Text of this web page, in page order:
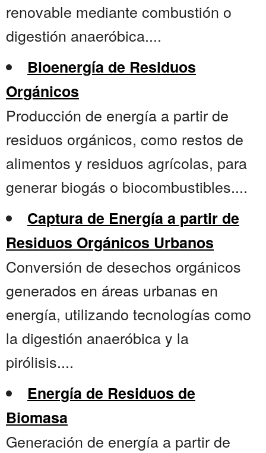
renovable mediante combustión o
digestión anaeróbica....
Bioenergía de Residuos
Orgánicos
Producción de energía a partir de
residuos orgánicos, como restos de
alimentos y residuos agrícolas, para
generar biogás o biocombustibles....
Captura de Energía a partir de
Residuos Orgánicos Urbanos
Conversión de desechos orgánicos
generados en áreas urbanas en
energía, utilizando tecnologías como
la digestión anaeróbica y la
pirólisis....
Energía de Residuos de
Biomasa
Generación de energía a partir de